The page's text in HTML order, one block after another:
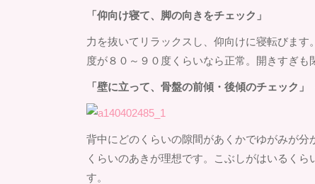
「仰向け寝て、脚の向きをチェック」
力を抜いてリラックスし、仰向けに寝転びま
度が８０～９０度くらいなら正常。開きすぎも
「壁に立って、骨盤の前傾・後傾のチェック」
背中にどのくらいの隙間があくかでゆがみが
くらいのあきが理想です。こぶしがはいるく
す。